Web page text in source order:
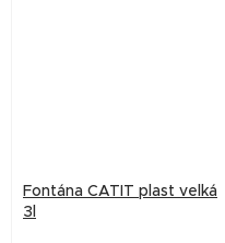
Fontána CATIT plast velká
3l